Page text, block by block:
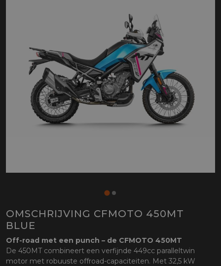
OMSCHRIJVING CFMOTO 450MT
BLUE
Off-road met een punch – de CFMOTO 450MT
De 450MT combineert een verfijnde 449cc paralleltwin
motor met robuuste offroad-capaciteiten. Met 32,5 kW